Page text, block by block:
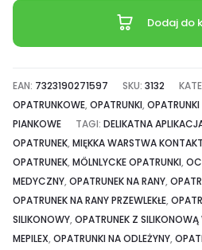
oparzeń,
stopy
cukrzycowej,
owrzodzeń,
odleżyn
Dodaj do
EAN: 7323190271597 SKU:3132
OPATRUNKOWE,OPATRUNKI,
PIANKOWE
TAGI:DELIKATNA
OPATRUNEK,MIĘKKA WARSTWA
OPATRUNEK,MÖLNLYCKE OPATRUNKI,
MEDYCZNY,OPATRUNEK NA RANY,
OPATRUNEK NA RANY PRZEWLEKŁE,
SILIKONOWY,OPATRUNEK Z
MEPILEX,OPATRUNKI NA ODLEŻYNY,